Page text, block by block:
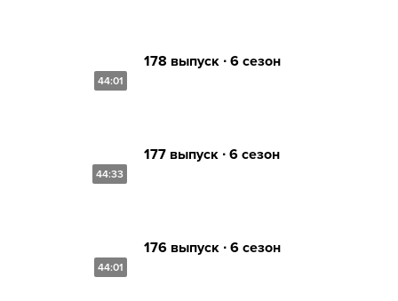
44:01
178 выпуск ∙ 6 сезон
44:33
177 выпуск ∙ 6 сезон
44:01
176 выпуск ∙ 6 сезон